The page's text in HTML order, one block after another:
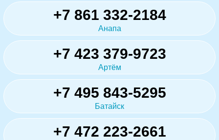
+7 861 332-2184
Анапа
+7 423 379-9723
Артём
+7 495 843-5295
Батайск
+7 472 223-2661